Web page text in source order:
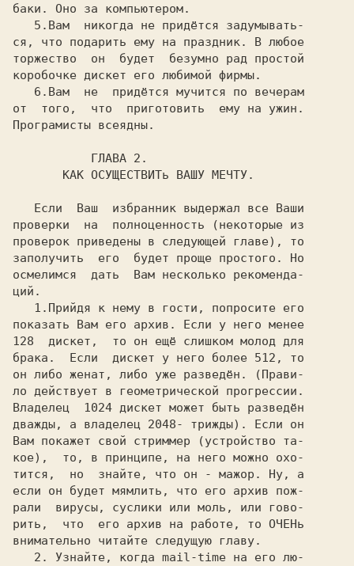
баки. Оно за компьютером.
5 .Вам  никогда не придётся задумывать-
ся, что подарить ему на праздник. В любое
торжество  он  будет  безумно рад простой
коробочке дискет его любимой фирмы.
6 .Вам  не  придётся мучится по вечерам
от  того,  что  приготовить  ему на ужин.
Програмисты всеядны.
ГЛАВА 2.
КАК ОСУЩЕСТВИТь ВАШУ МЕЧТУ.
проверок приведены в следующей главе), то
заполучить  его  будет проще простого. Но
осмелимся  дать  Вам несколько рекоменда-
ций.
1 .Прийдя к нему в гости, попросите его
показать Вам его архив. Если у него менее
128  дискет,  то он ещё слишком молод для
брака.  Если  дискет у него более 512, то
он либо женат, либо уже разведён. (Прави-
ло действует в геометрической прогрессии.
Владелец  1024 дискет может быть разведён
дважды, а владелец 2048- трижды). Если он
Вам покажет свой стриммер (устройство та-
кое),  то, в принципе, на него можно охо-
тится,  но  знайте, что он - мажор. Ну, а
если он будет мямлить, что его архив пож-
рали  вирусы, суслики или моль, или гово-
рить,  что  его архив на работе, то ОЧЕНь
внимательно читайте следущую главу.
2 . Узнайте, когда mail-time на его лю-